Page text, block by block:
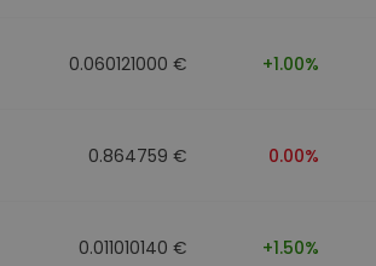
0.060121000 € +1.00%
0.864759 € 0.00%
0.011010140 € +1.50%